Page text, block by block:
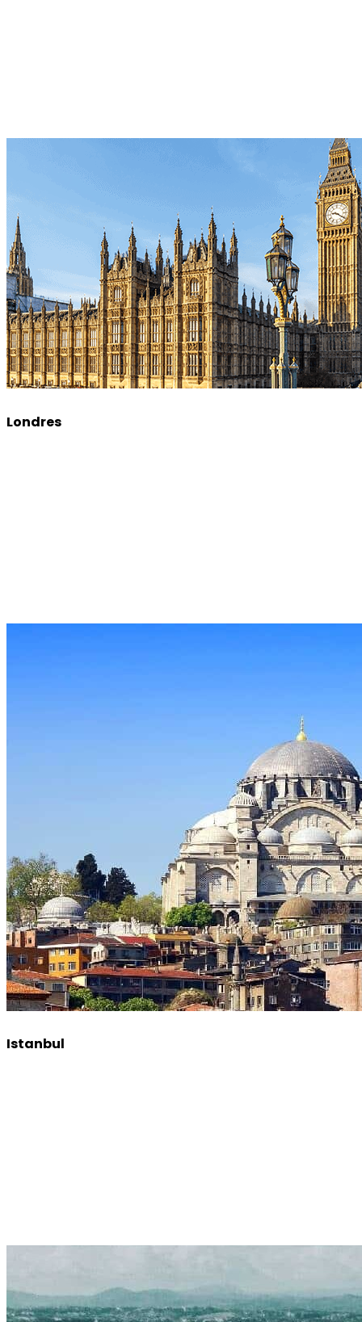
Londres
Istanbul